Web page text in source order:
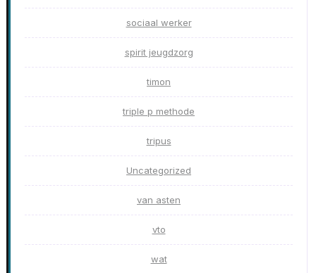
sociaal werker
spirit jeugdzorg
timon
triple p methode
tripus
Uncategorized
van asten
vto
wat